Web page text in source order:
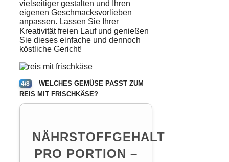
vielseitiger gestalten und Ihren
eigenen Geschmacksvorlieben
anpassen. Lassen Sie Ihrer
Kreativität freien Lauf und genießen
Sie dieses einfache und dennoch
köstliche Gericht!
4/8
WELCHES GEMÜSE PASST ZUM
REIS MIT FRISCHKÄSE?
NÄHRSTOFFGEHALT
PRO PORTION –